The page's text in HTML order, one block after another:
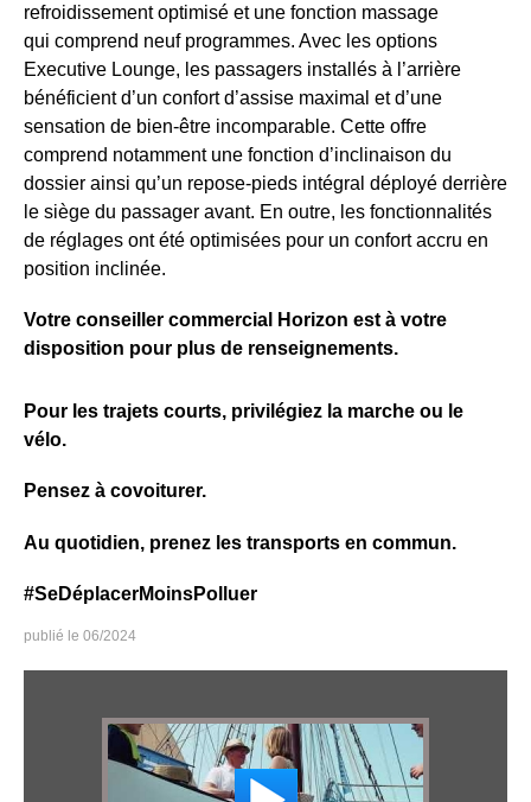
refroidissement optimisé et une fonction massage
qui comprend neuf programmes. Avec les options
Executive Lounge, les passagers installés à l’arrière
bénéficient d’un confort d’assise maximal et d’une
sensation de bien-être incomparable. Cette offre
comprend notamment une fonction d’inclinaison du
dossier ainsi qu’un repose-pieds intégral déployé derrière
le siège du passager avant. En outre, les fonctionnalités
de réglages ont été optimisées pour un confort accru en
position inclinée.
Votre conseiller commercial Horizon est à votre
disposition pour plus de renseignements.
Pour les trajets courts, privilégiez la marche ou le
vélo.
Pensez à covoiturer.
Au quotidien, prenez les transports en commun.
#SeDéplacerMoinsPolluer
06/2024